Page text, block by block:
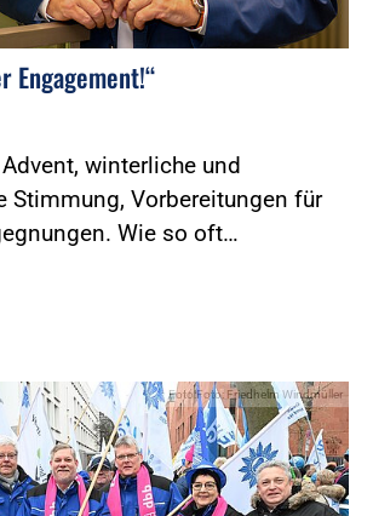
Engagement!“
winterliche und
Stimmung, Vorbereitungen für
Wie so oft…
Foto:Foto: Friedhelm Windmüller